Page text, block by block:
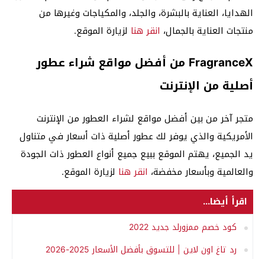
الهدايا، العناية بالبشرة، والجلد، والمكياجات وغيرها من
منتجات العناية بالجمال، انقر هنا لزيارة الموقع.
FragranceX من أفضل مواقع شراء عطور
أصلية من الإنترنت
متجر آخر من بين أفضل مواقع لشراء العطور من الإنترنت
الأمريكية والذي يوفر لك عطور أصلية ذات أسعار في متناول
يد الجميع، يهتم الموقع ببيع جميع أنواع العطور ذات الجودة
والعالمية وبأسعار مخفضة، انقر هنا لزيارة الموقع.
اقرأ أيضا...
كود خصم ممزورلد جديد 2022
رد تاغ اون لاين | للتسوق بأفضل الأسعار 2025-2026